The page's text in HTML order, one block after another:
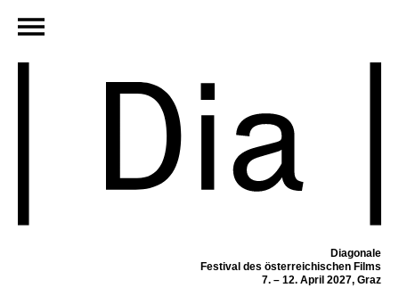
Diagonale
Festival des österreichischen Films
7. – 12. April 2027, Graz